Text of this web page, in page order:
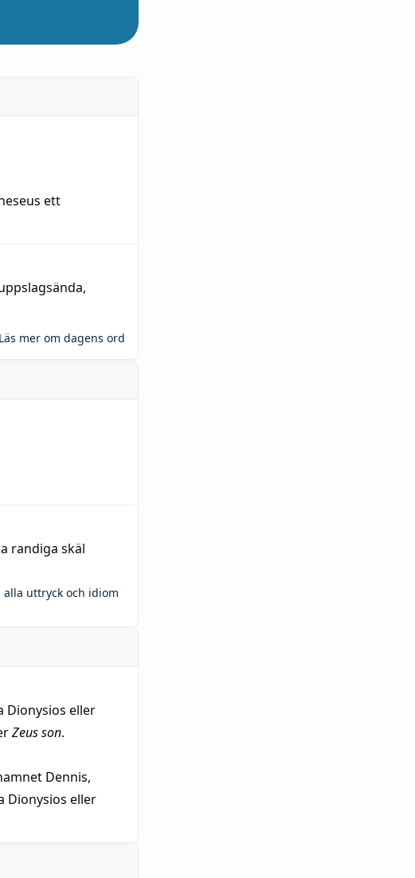
ett
,
Läs mer om dagens ord
randiga skäl
uttryck och idiom
Dionysios eller
Zeus son.
Dennis,
Dionysios eller